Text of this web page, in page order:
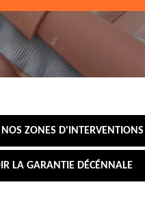
ZONES D'INTERVENTIONS
LA GARANTIE DÉCÉNNALE